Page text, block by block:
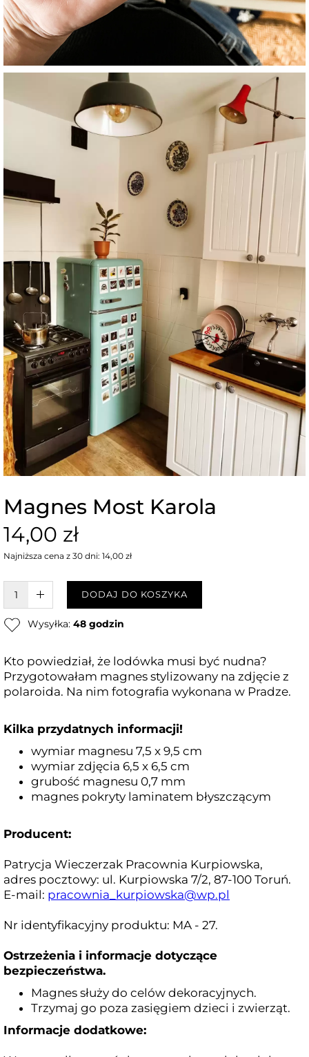
Magnes Most Karola
14,00 zł
Najniższa cena z 30 dni: 14,00 zł
W KOSZYKU :)DODAJ DO KOSZYKA
Wysyłka: 48 godzin
Kto powiedział, że lodówka musi być nudna?
Przygotowałam magnes stylizowany na zdjęcie z
polaroida. Na nim fotografia wykonana w Pradze.
Kilka przydatnych informacji!
wymiar magnesu 7,5 x 9,5 cm
wymiar zdjęcia 6,5 x 6,5 cm
grubość magnesu 0,7 mm
magnes pokryty laminatem błyszczącym
Producent:
Patrycja Wieczerzak Pracownia Kurpiowska,
adres pocztowy: ul. Kurpiowska 7/2, 87-100 Toruń.
E-mail: pracownia_kurpiowska@wp.pl
Nr identyfikacyjny produktu: MA - 27.
Ostrzeżenia i informacje dotyczące
bezpieczeństwa.
Magnes służy do celów dekoracyjnych.
Trzymaj go poza zasięgiem dzieci i zwierząt.
Informacje dodatkowe: